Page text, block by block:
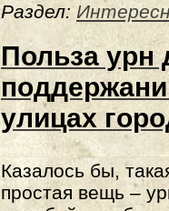
Раздел:
Польза урн
улицах
Казалось бы,
простая вещь –